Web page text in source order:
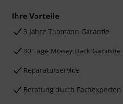
Ihre Vorteile
3 Jahre Thomann Garantie
30 Tage Money-Back-Garantie
Reparaturservice
Beratung durch Fachexperten